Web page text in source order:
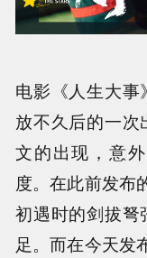
电影《人生大
放不久后的一
文的出现，意
度。在此前发布
初遇时的剑拔
足。而在今天发